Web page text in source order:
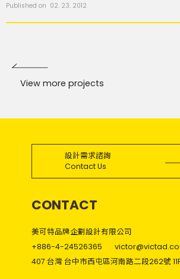
Published on 02. 23. 2012
View more projects
設計需求諮詢
Contact Us
CONTACT
美可特品牌企劃設計有限公司
+886-4-24526365
407 台灣 台中市西屯區河南路二段262號